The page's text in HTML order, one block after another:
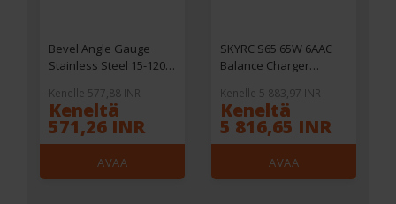
Bevel Angle Gauge
Stainless Steel 15-120
Compact Protractor
with Storage Box for
Woodworking Cutt
Kenelle 577,88 INR
Keneltä
571,26 INR
AVAA
SKYRC S65 65W 6AAC
Balance Charger
Battery
Kenelle 5 883,97 INR
Keneltä
5 816,65 INR
AVAA